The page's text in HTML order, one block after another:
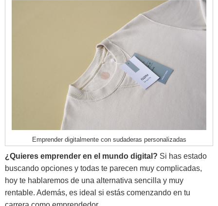
Emprender digitalmente con sudaderas personalizadas
¿Quieres emprender en el mundo digital? Si has estado
buscando opciones y todas te parecen muy complicadas,
hoy te hablaremos de una alternativa sencilla y muy
rentable. Además, es ideal si estás comenzando en tu